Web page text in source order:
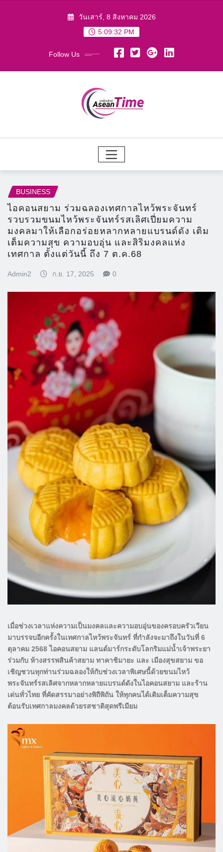
วันเสาร์, 8 สิงหาคม 2026
5:09:34 PM
Follow Us
BUSINESS
ไอคอนสยาม ร่วมฉลองเทศกาลไหว้พระจันทร์
รวบรวมขนมไหว้พระจันทร์รสเลิศเปี่ยมความ
มงคลมาให้เลือกอร่อยหลากหลายแบรนด์ดัง เติม
เต็มความสุข ความอบอุ่น และสิริมงคลแห่ง
เทศกาล ตั้งแต่วันนี้ ถึง 7 ต.ค.68
Admin2 ก.ย. 17, 2025 0
เมื่อช่วงเวลาแห่งความเป็นมงคลและความอบอุ่นของครอบครัวเวียน
มาบรรจบอีกครั้งในเทศกาลไหว้พระจันทร์ ที่กำลังจะมาถึงในวันที่ 6
ตุลาคม 2568 ไอคอนสยาม แลนด์มาร์กระดับโลกริมแม่น้ำเจ้าพระยา
ร่วมกับ ห้างสรรพสินค้าสยาม ทาคาชิมายะ และ เมืองสุขสยาม ขอ
เชิญชวนทุกท่านร่วมฉลองให้กับช่วงเวลาพิเศษนี้ด้วยขนมไหว้
พระจันทร์รสเลิศจากหลากหลายแบรนด์ดังในไอคอนสยาม และร้าน
เด่นทั่วไทย ที่คัดสรรมาอย่างพิถีพิถัน ให้ทุกคนได้เติมเต็มความสุข
ต้อนรับเทศกาลมงคลด้วยรสชาติสุดพรีเมียม